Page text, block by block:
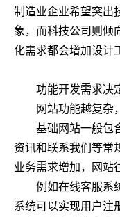
制造业企业希望突出
象，而科技公司则倾
化需求都会增加设计
功能开发需求决
网站功能越复杂
基础网站一般包
资讯和联系我们等常
业务需求增加，网站
例如在线客服系
系统可以实现用户注